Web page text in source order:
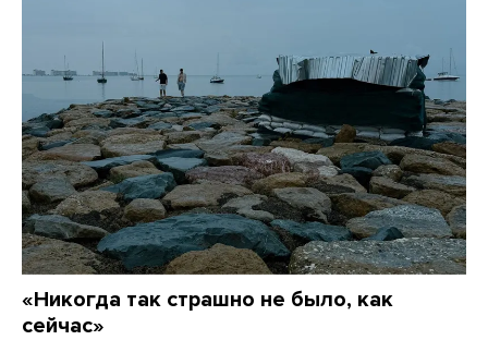
«Никогда так страшно не было, как
сейчас»